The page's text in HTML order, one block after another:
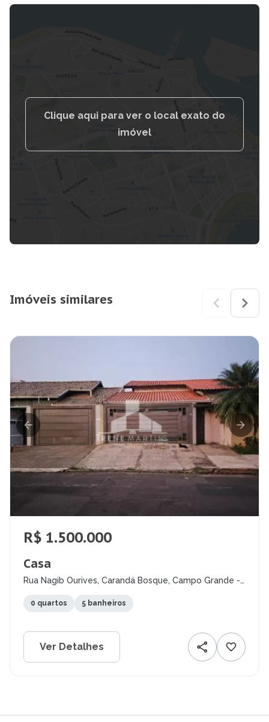
Clique aqui para ver o local exato do
imóvel
Imóveis similares
R$ 1.500.000
Casa
Rua Nagib Ourives, Carandá Bosque, Campo Grande -
0 quartos 5 banheiros
Ver Detalhes